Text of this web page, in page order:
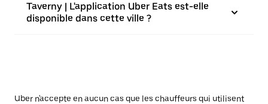
Taverny | L'application Uber Eats est-elle
disponible dans cette ville ?
Uber n'accepte en aucun cas que les chauffeurs qui utilisent